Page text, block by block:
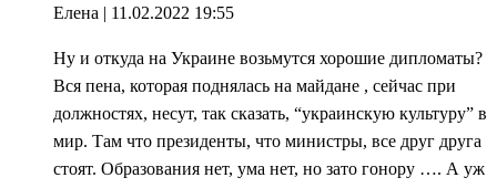
Елена | 11.02.2022 19:55
Ну и откуда на Украине возьмутся хорошие дипломаты?
Вся пена, которая поднялась на майдане , сейчас при
должностях, несут, так сказать, “украинскую культуру” в
мир. Там что президенты, что министры, все друг друга
стоят. Образования нет, ума нет, но зато гонору …. А уж